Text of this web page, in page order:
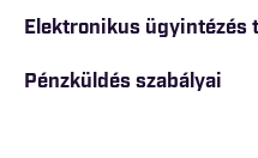
Elektronikus ügyintézés
Pénzküldés szabályai